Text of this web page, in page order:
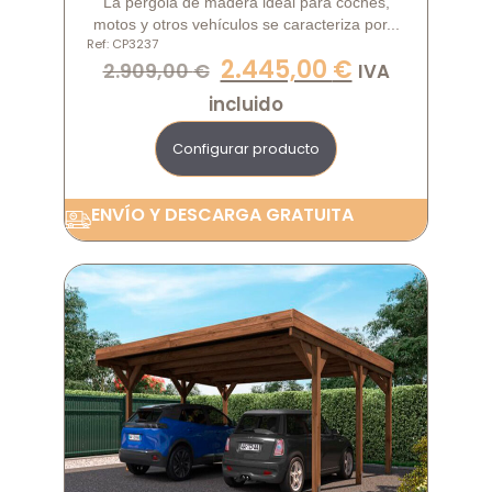
motos y otros vehículos se caracteriza por...
Ref: CP3237
2.909,00€ 2.445,00 € IVA
incluido
Configurar producto
ENVÍO Y DESCARGA GRATUITA